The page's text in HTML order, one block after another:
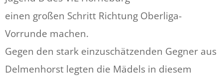
einen großen Schritt Richtung Oberliga-
Vorrunde machen.
Gegen den stark einzuschätzenden Gegner aus
Delmenhorst legten die Mädels in diesem